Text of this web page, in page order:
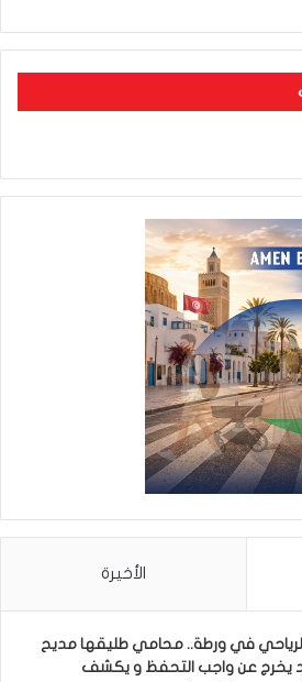
الأخيرة
في ورطة.. محامي طليقها مديح
يخرج عن واجب التحفظ و يكشف